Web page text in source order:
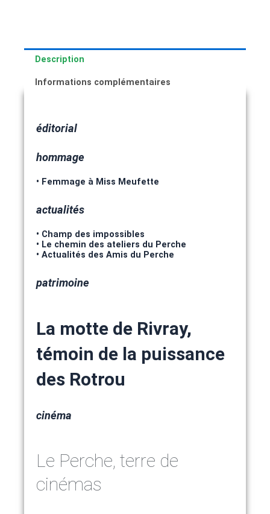
Description
Informations complémentaires
éditorial
hommage
• Femmage à Miss Meufette
actualités
• Champ des impossibles
• Le chemin des ateliers du Perche
• Actualités des Amis du Perche
patrimoine
La motte de Rivray,
témoin de la puissance
des Rotrou
cinéma
Le Perche, terre de
cinémas